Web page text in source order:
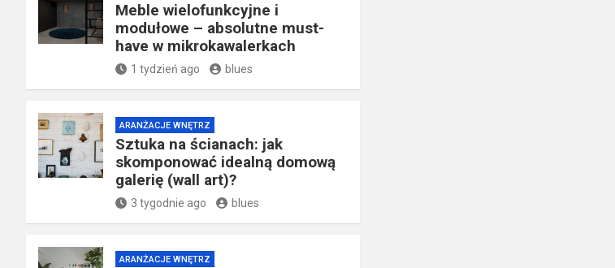
Meble wielofunkcyjne i
modułowe – absolutne must-
have w mikrokawalerkach
1 tydzień ago blues
ARANŻACJE WNĘTRZ
Sztuka na ścianach: jak
skomponować idealną domową
galerię (wall art)?
3 tygodnie ago blues
ARANŻACJE WNĘTRZ